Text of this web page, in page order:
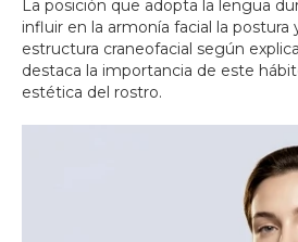
La posición que adopta la lengua
influir en la armonía facial la postura
estructura craneofacial según
destaca la importancia de este
estética del rostro.